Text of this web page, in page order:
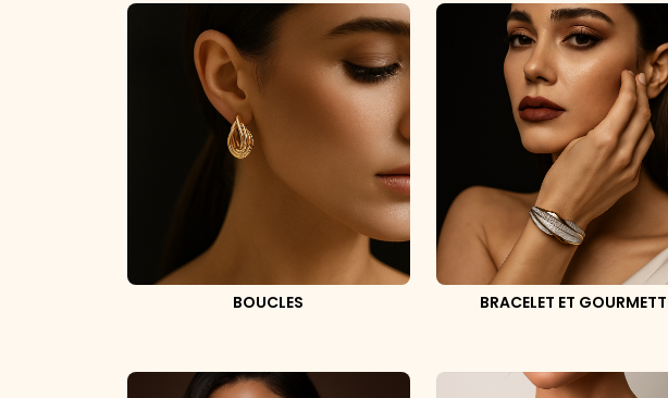
BOUCLES BRACELET ET